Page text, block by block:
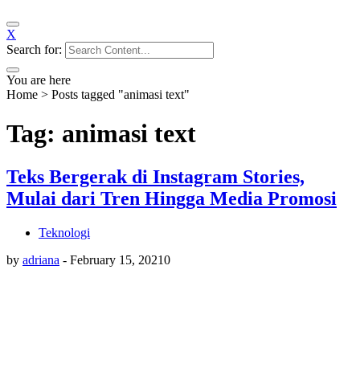
X
Search for:
You are here
Home > Posts tagged "animasi text"
Tag: animasi text
Teks Bergerak di Instagram Stories,
Mulai dari Tren Hingga Media Promosi
Teknologi
by adriana - February 15, 20210